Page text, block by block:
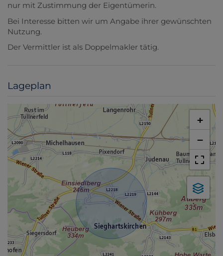
nur mit Zustimmung der Eigentümerin.
Bei Interesse bitten wir um Angabe ihrer gewünschten
Nutzung.
Der Vermittler ist als Doppelmakler tätig.
Lageplan
+
−